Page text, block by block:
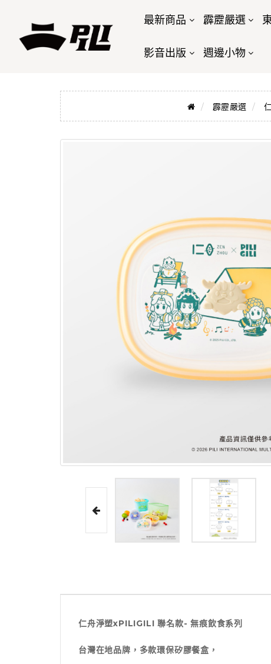
最新商品 霹靂嚴選
影音出版 週邊小物
霹靂嚴選
仁舟淨塑xPILIGILI 聯名款- 無痕飲食系列
台灣在地品牌，多款環保矽膠餐盒，